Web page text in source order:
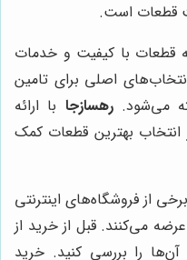
قطعات است.
قطعات با کیفیت و خدمات
اصلی برای تامین
می‌شود.رهسازجا با ارائه
بهترین قطعات کمک
برخی از فروشگاه‌های اینترنتی
عرضه می‌کنند. قبل از خرید از
آن‌ها را بررسی کنید. خرید